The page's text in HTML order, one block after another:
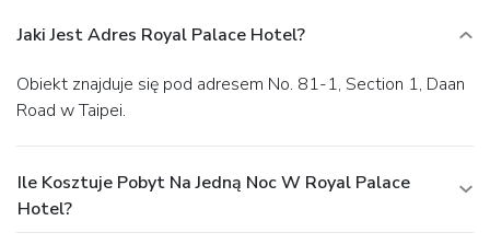
Jaki Jest Adres Royal Palace Hotel?
Obiekt znajduje się pod adresem No. 81-1, Section 1, Daan
Road w Taipei.
Ile Kosztuje Pobyt Na Jedną Noc W Royal Palace
Hotel?